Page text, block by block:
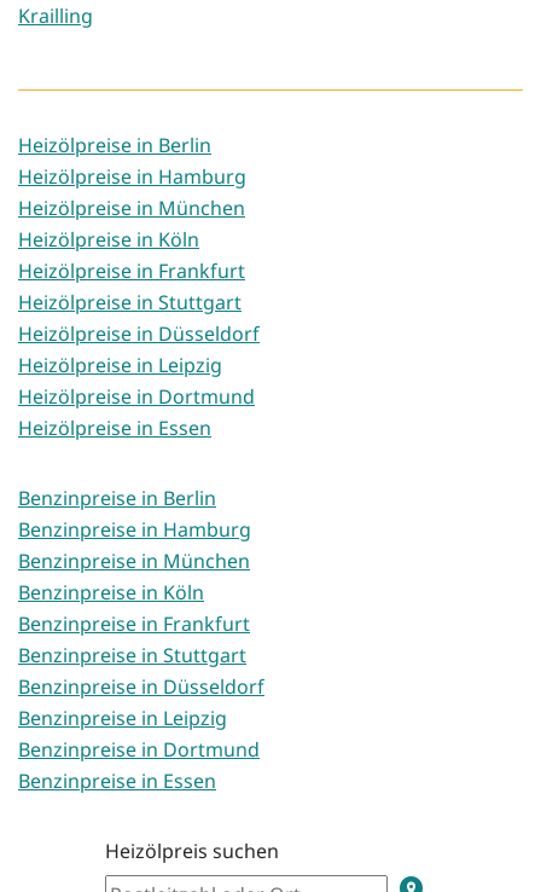
Krailling
Heizölpreise in Berlin
Heizölpreise in Hamburg
Heizölpreise in München
Heizölpreise in Köln
Heizölpreise in Frankfurt
Heizölpreise in Stuttgart
Heizölpreise in Düsseldorf
Heizölpreise in Leipzig
Heizölpreise in Dortmund
Heizölpreise in Essen
Benzinpreise in Berlin
Benzinpreise in Hamburg
Benzinpreise in München
Benzinpreise in Köln
Benzinpreise in Frankfurt
Benzinpreise in Stuttgart
Benzinpreise in Düsseldorf
Benzinpreise in Leipzig
Benzinpreise in Dortmund
Benzinpreise in Essen
Heizölpreis suchen